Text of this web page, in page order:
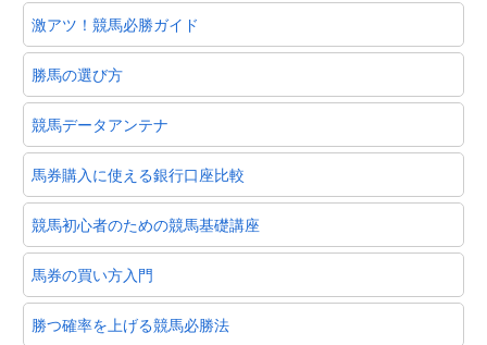
激アツ！競馬必勝ガイド
勝馬の選び方
競馬データアンテナ
馬券購入に使える銀行口座比較
競馬初心者のための競馬基礎講座
馬券の買い方入門
勝つ確率を上げる競馬必勝法